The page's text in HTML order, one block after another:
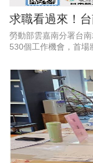
求職看過來！
勞動部雲嘉南分署台
530個工作機會，首場
家企業現場徵才、